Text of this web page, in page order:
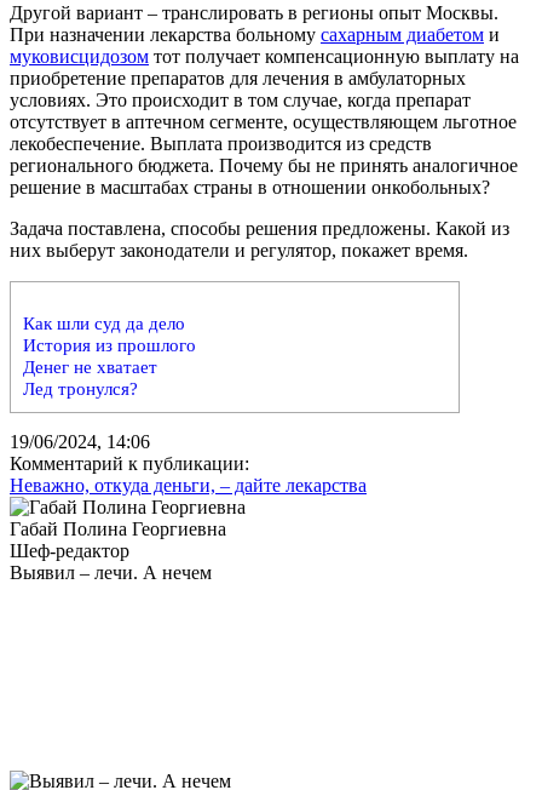
Другой вариант – транслировать в регионы опыт Москвы.
При назначении лекарства больному сахарным диабетом и
муковисцидозом тот получает компенсационную выплату на
приобретение препаратов для лечения в амбулаторных
условиях. Это происходит в том случае, когда препарат
отсутствует в аптечном сегменте, осуществляющем льготное
лекобеспечение. Выплата производится из средств
регионального бюджета. Почему бы не принять аналогичное
решение в масштабах страны в отношении онкобольных?
Задача поставлена, способы решения предложены. Какой из
них выберут законодатели и регулятор, покажет время.
Как шли суд да дело
История из прошлого
Денег не хватает
Лед тронулся?
19/06/2024, 14:06
Комментарий к публикации:
Неважно, откуда деньги, – дайте лекарства
Габай Полина Георгиевна
Шеф-редактор
Выявил – лечи. А нечем